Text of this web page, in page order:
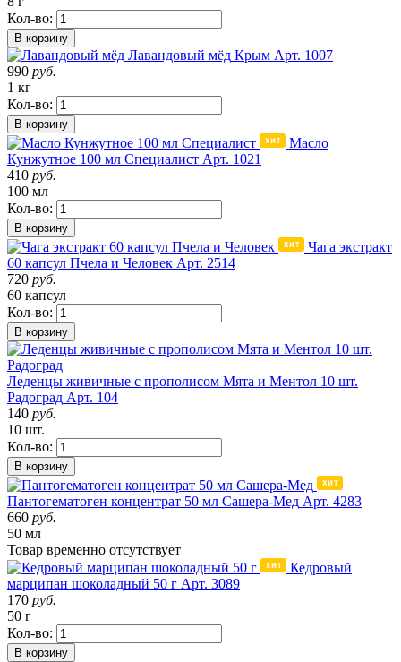
Кол-во:
В корзину
Лавандовый мёд Крым Арт. 1007
990 руб.
1 кг
Кол-во:
В корзину
Масло
Кунжутное 100 мл Специалист Арт. 1021
410 руб.
100 мл
Кол-во:
В корзину
Чага экстракт
60 капсул Пчела и Человек Арт. 2514
720 руб.
60 капсул
Кол-во:
В корзину
Леденцы живичные с прополисом Мята и Ментол 10 шт.
Радоград Арт. 104
140 руб.
10 шт.
Кол-во:
В корзину
Пантогематоген концентрат 50 мл Сашера-Мед Арт. 4283
660 руб.
50 мл
Товар временно отсутствует
Кедровый
марципан шоколадный 50 г Арт. 3089
170 руб.
50 г
Кол-во:
В корзину